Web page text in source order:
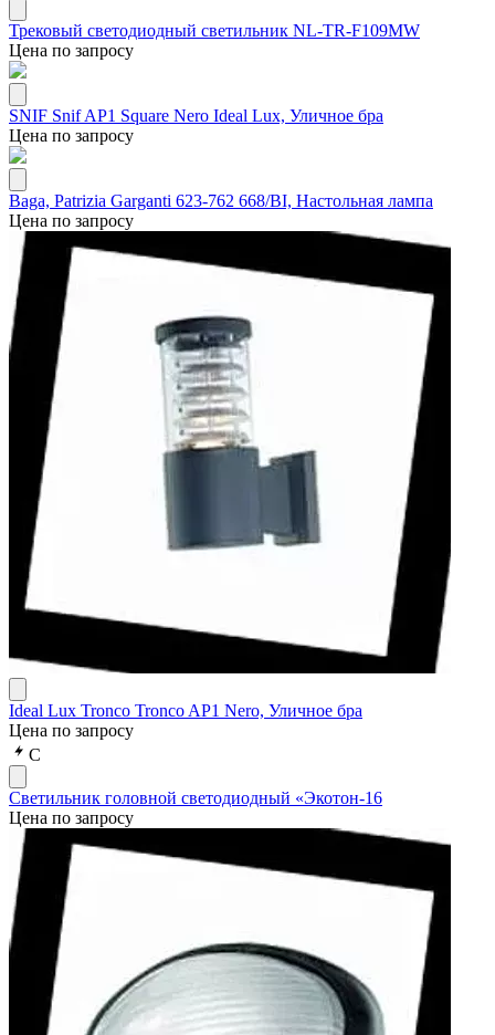
Трековый светодиодный светильник NL-TR-F109MW
Цена по запросу
SNIF Snif AP1 Square Nero Ideal Lux, Уличное бра
Цена по запросу
Baga, Patrizia Garganti 623-762 668/BI, Настольная лампа
Цена по запросу
Ideal Lux Tronco Tronco AP1 Nero, Уличное бра
Цена по запросу
С
Светильник головной светодиодный «Экотон-16
Цена по запросу